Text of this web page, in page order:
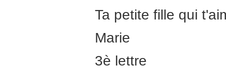
Ta petite fille qui
Marie
3è lettre